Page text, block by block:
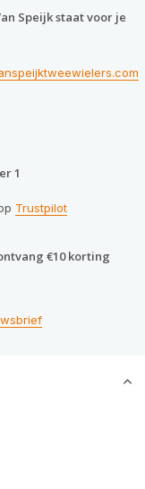
Speijk staat voor je
1
Trustpilot
€10 korting